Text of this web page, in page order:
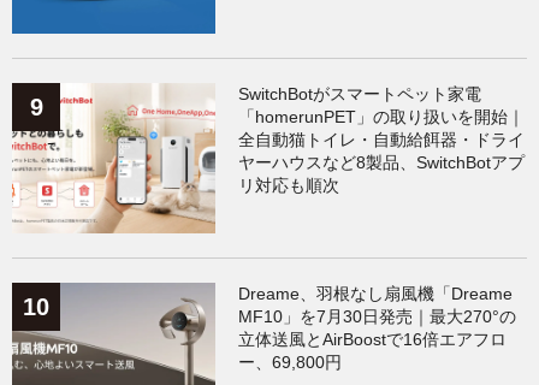
SwitchBotがスマートペット家電
「homerunPET」の取り扱いを開始｜
全自動猫トイレ・自動給餌器・ドライ
ヤーハウスなど8製品、SwitchBotアプ
リ対応も順次
Dreame、羽根なし扇風機「Dreame
MF10」を7月30日発売｜最大270°の
立体送風とAirBoostで16倍エアフロ
ー、69,800円